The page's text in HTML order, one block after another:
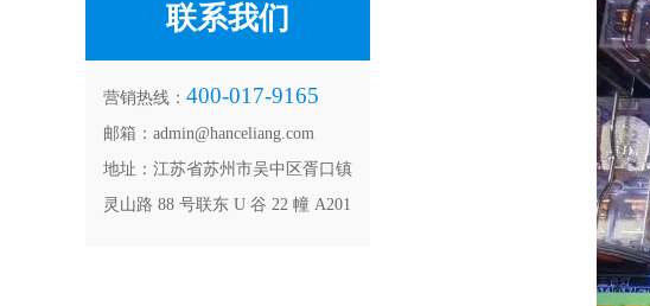
联系我们
营销热线： 400-017-9165
邮箱：admin@hanceliang.com
地址：江苏省苏州市吴中区胥口镇
灵山路 88 号联东 U 谷 22 幢 A201